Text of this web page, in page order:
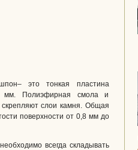
это тонкая пластина
мм. Полиэфирная смола и
скрепляют слои камня. Общая
поверхности от 0,8 мм до
всегда складывать